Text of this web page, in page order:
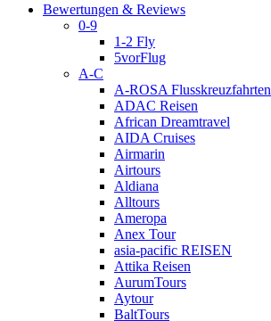
Bewertungen & Reviews
0-9
1-2 Fly
5vorFlug
A-C
A-ROSA Flusskreuzfahrten
ADAC Reisen
African Dreamtravel
AIDA Cruises
Airmarin
Airtours
Aldiana
Alltours
Ameropa
Anex Tour
asia-pacific REISEN
Attika Reisen
AurumTours
Aytour
BaltTours